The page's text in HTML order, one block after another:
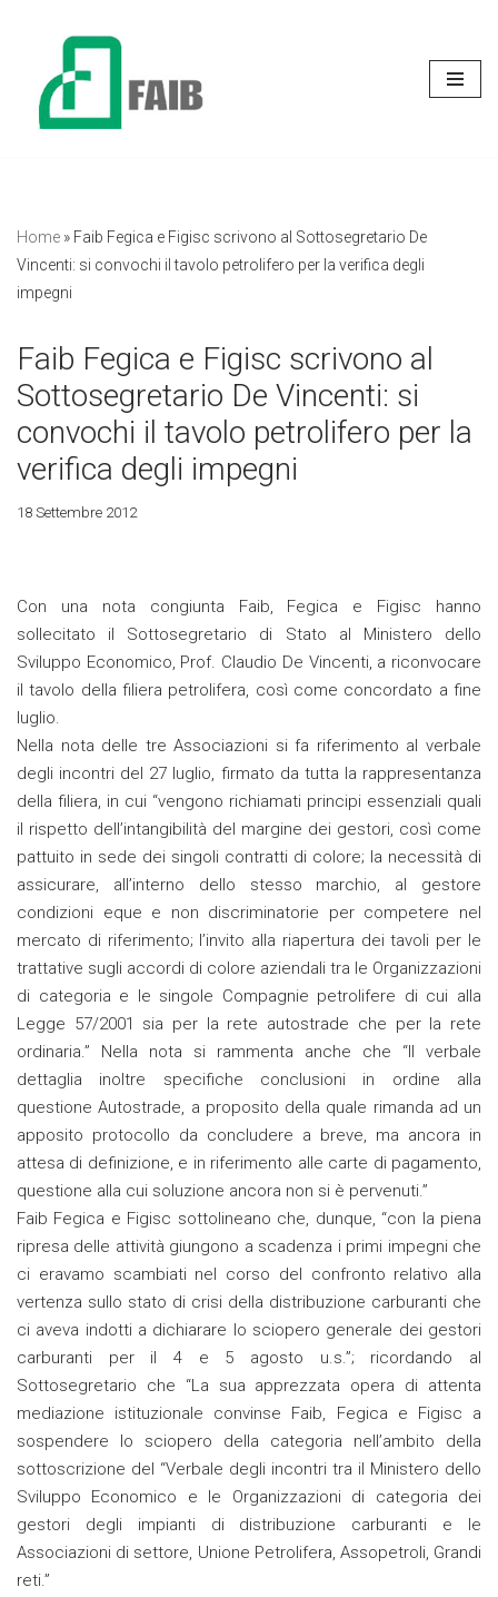
contenuto
Home » Faib Fegica e Figisc scrivono al Sottosegretario De
Vincenti: si convochi il tavolo petrolifero per la verifica degli
impegni
Faib Fegica e Figisc scrivono al
Sottosegretario De Vincenti: si
convochi il tavolo petrolifero per la
verifica degli impegni
18 Settembre 2012
Con una nota congiunta Faib, Fegica e Figisc hanno
sollecitato il Sottosegretario di Stato al Ministero dello
Sviluppo Economico, Prof. Claudio De Vincenti, a riconvocare
il tavolo della filiera petrolifera, così come concordato a fine
luglio.
Nella nota delle tre Associazioni si fa riferimento al verbale
degli incontri del 27 luglio, firmato da tutta la rappresentanza
della filiera, in cui “vengono richiamati principi essenziali quali
il rispetto dell’intangibilità del margine dei gestori, così come
pattuito in sede dei singoli contratti di colore; la necessità di
assicurare, all’interno dello stesso marchio, al gestore
condizioni eque e non discriminatorie per competere nel
mercato di riferimento; l’invito alla riapertura dei tavoli per le
trattative sugli accordi di colore aziendali tra le Organizzazioni
di categoria e le singole Compagnie petrolifere di cui alla
Legge 57/2001 sia per la rete autostrade che per la rete
ordinaria.” Nella nota si rammenta anche che “Il verbale
dettaglia inoltre specifiche conclusioni in ordine alla
questione Autostrade, a proposito della quale rimanda ad un
apposito protocollo da concludere a breve, ma ancora in
attesa di definizione, e in riferimento alle carte di pagamento,
questione alla cui soluzione ancora non si è pervenuti.”
Faib Fegica e Figisc sottolineano che, dunque, “con la piena
ripresa delle attività giungono a scadenza i primi impegni che
ci eravamo scambiati nel corso del confronto relativo alla
vertenza sullo stato di crisi della distribuzione carburanti che
ci aveva indotti a dichiarare lo sciopero generale dei gestori
carburanti per il 4 e 5 agosto u.s.”; ricordando al
Sottosegretario che “La sua apprezzata opera di attenta
mediazione istituzionale convinse Faib, Fegica e Figisc a
sospendere lo sciopero della categoria nell’ambito della
sottoscrizione del “Verbale degli incontri tra il Ministero dello
Sviluppo Economico e le Organizzazioni di categoria dei
gestori degli impianti di distribuzione carburanti e le
Associazioni di settore, Unione Petrolifera, Assopetroli, Grandi
reti.”